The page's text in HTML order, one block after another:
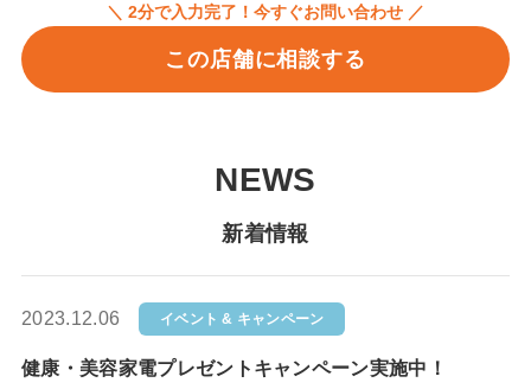
＼ 2分で入力完了！今すぐお問い合わせ ／
この店舗に相談する
NEWS
新着情報
2023.12.06 イベント & キャンペーン
健康・美容家電プレゼントキャンペーン実施中！